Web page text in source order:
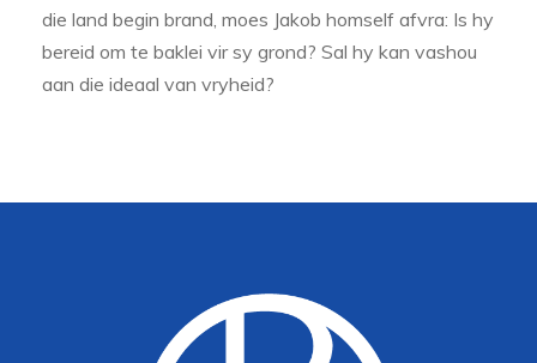
die land begin brand, moes Jakob homself afvra: Is hy
bereid om te baklei vir sy grond? Sal hy kan vashou
aan die ideaal van vryheid?